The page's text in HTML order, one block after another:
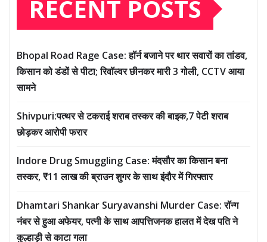
RECENT POSTS
Bhopal Road Rage Case: हॉर्न बजाने पर थार सवारों का तांडव,
किसान को डंडों से पीटा; रिवॉल्वर छीनकर मारी 3 गोली, CCTV आया
सामने
Shivpuri:पत्थर से टकराई शराब तस्कर की बाइक,7 पेटी शराब
छोड़कर आरोपी फरार
Indore Drug Smuggling Case: मंदसौर का किसान बना
तस्कर, ₹11 लाख की ब्राउन शुगर के साथ इंदौर में गिरफ्तार
Dhamtari Shankar Suryavanshi Murder Case: रॉन्ग
नंबर से हुआ अफेयर, पत्नी के साथ आपत्तिजनक हालत में देख पति ने
कुल्हाड़ी से काटा गला